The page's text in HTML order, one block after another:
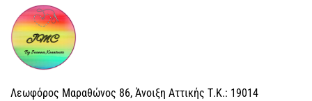
Λεωφόρος Μαραθώνος 86, Άνοιξη Αττικής Τ.Κ.: 19014